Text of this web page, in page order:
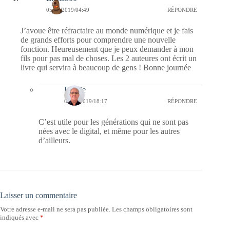
05/04/2019/04:49 RÉPONDRE
J’avoue être réfractaire au monde numérique et je fais
de grands efforts pour comprendre une nouvelle
fonction. Heureusement que je peux demander à mon
fils pour pas mal de choses. Les 2 auteures ont écrit un
livre qui servira à beaucoup de gens ! Bonne journée
Bernie
05/04/2019/18:17 RÉPONDRE
C’est utile pour les générations qui ne sont pas
nées avec le digital, et même pour les autres
d’ailleurs.
Laisser un commentaire
Votre adresse e-mail ne sera pas publiée. Les champs obligatoires sont
indiqués avec *